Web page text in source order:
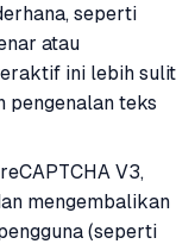
seperti
atau
ini lebih sulit
pengenalan teks
V3,
mengembalikan
(seperti